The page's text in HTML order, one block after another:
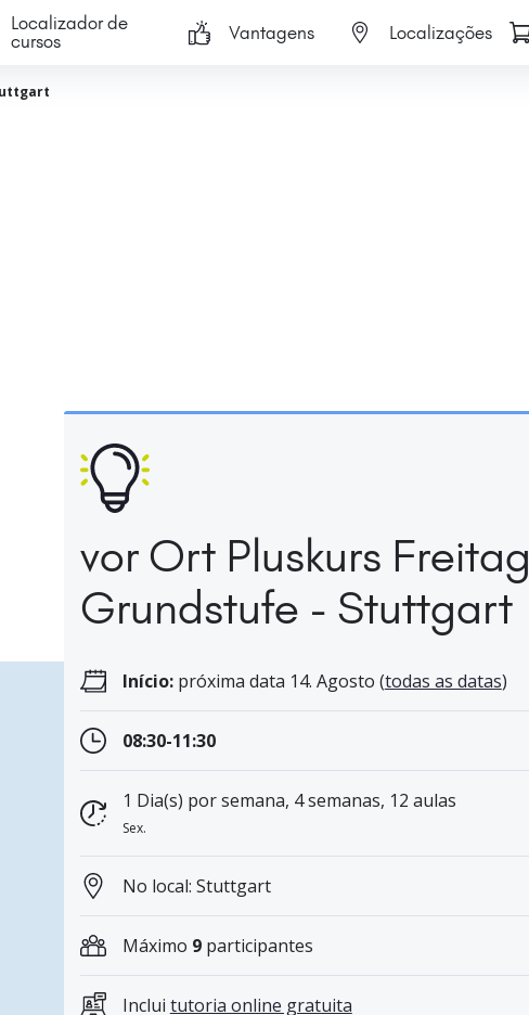
Localizador de
cursos
Vantagens Localizações
vor Ort Pluskurs Freitag
Grundstufe - Stuttgart
Início:próxima data 14. Agosto (todas as datas)
08:30-11:30
1 Dia(s) por semana, 4 semanas, 12 aulas
Sex.
No local: Stuttgart
Máximo 9participantes
Inclui tutoria online gratuita